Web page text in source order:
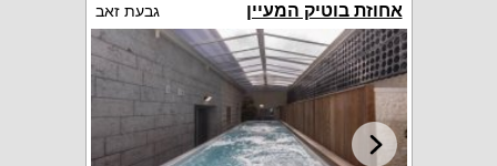
אחוזת בוטיק המעיין גבעת זאב